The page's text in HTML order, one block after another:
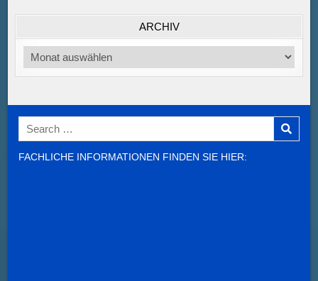
ARCHIV
Archiv
Search
for:
FACHLICHE INFORMATIONEN FINDEN SIE HIER: